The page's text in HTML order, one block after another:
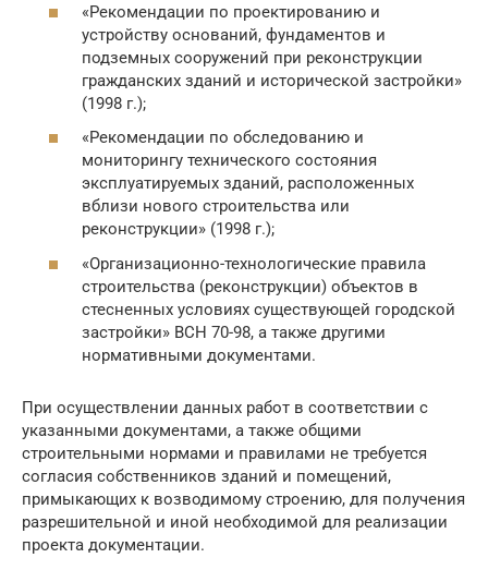
«Рекомендации по проектированию и
устройству оснований, фундаментов и
подземных сооружений при реконструкции
гражданских зданий и исторической застройки»
(1998 г.);
«Рекомендации по обследованию и
мониторингу технического состояния
эксплуатируемых зданий, расположенных
вблизи нового строительства или
реконструкции» (1998 г.);
«Организационно-технологические правила
строительства (реконструкции) объектов в
стесненных условиях существующей городской
застройки» ВСН 70-98, а также другими
нормативными документами.
При осуществлении данных работ в соответствии с
указанными документами, а также общими
строительными нормами и правилами не требуется
согласия собственников зданий и помещений,
примыкающих к возводимому строению, для получения
разрешительной и иной необходимой для реализации
проекта документации.